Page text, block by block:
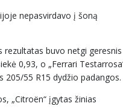
nepasvirdavo į šoną
rezultatas buvo netgi geresnis
0,93, o „Ferrari
55 R15 dydžio padangos.
„Citroën“ įgytas žinias